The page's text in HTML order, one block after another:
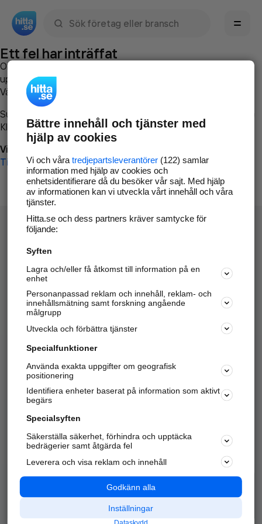
Ett fel har inträffat
Om du vill kan du
uppstod så att vi lättare och snabbare kan avhjälpa det.
Vänligen försök med följande:
Surfa till
Klicka påTillbaka-knappen i webbläsaren och försök igen
Vi beklagar besväret!
Till startsidan
Hitta.se - Gratis nummerupplysning.
Sök företag, personer och platser.
Hitta telefonnummer, adresser, företagsinfo mm.
Marknadsför företaget
Kom igång och annonsera mot
samarbetspartners nära dig.
Alla kategorier
Populära sökningar
API & Kartor
Annonsera
Integritet
Nödnummer
Bättre innehåll och tjänster med
hjälp av cookies
Vi och våra tredjepartsleverantörer(122) samlar
information med hjälp av cookies och
enhetsidentifierare då du besöker vår sajt. Med hjälp
av informationen kan vi utveckla vårt innehåll och våra
tjänster.
Hitta.se och dess partners kräver samtycke för
följande:
Syften
Lagra och/eller få åtkomst till information på en
enhet
Personanpassad reklam och innehåll, reklam- och
innehållsmätning samt forskning angående
målgrupp
Utveckla och förbättra tjänster
Specialfunktioner
Använda exakta uppgifter om geografisk
positionering
Identifiera enheter baserat på information som aktivt
begärs
Specialsyften
Säkerställa säkerhet, förhindra och upptäcka
bedrägerier samt åtgärda fel
Leverera och visa reklam och innehåll
Godkänn alla
Inställningar
Dataskydd